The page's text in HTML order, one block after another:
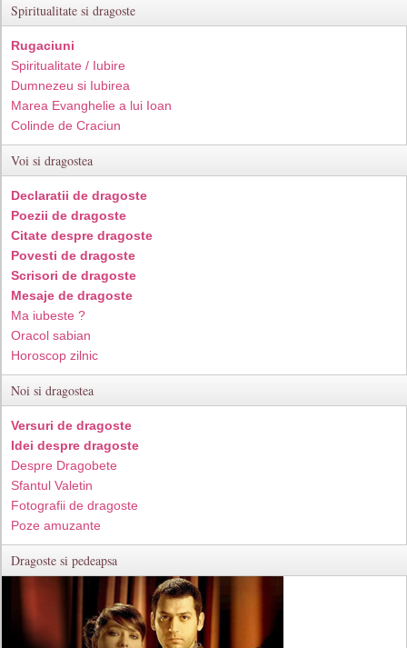
Spiritualitate si dragoste
Rugaciuni
Spiritualitate / Iubire
Dumnezeu si Iubirea
Marea Evanghelie a lui Ioan
Colinde de Craciun
Voi si dragostea
Declaratii de dragoste
Poezii de dragoste
Citate despre dragoste
Povesti de dragoste
Scrisori de dragoste
Mesaje de dragoste
Ma iubeste ?
Oracol sabian
Horoscop zilnic
Noi si dragostea
Versuri de dragoste
Idei despre dragoste
Despre Dragobete
Sfantul Valetin
Fotografii de dragoste
Poze amuzante
Dragoste si pedeapsa